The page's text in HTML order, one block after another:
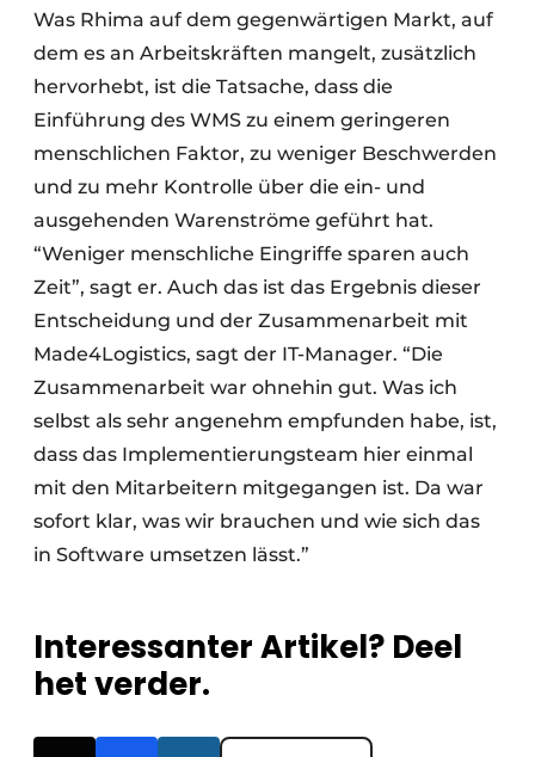
Was Rhima auf dem gegenwärtigen Markt, auf
dem es an Arbeitskräften mangelt, zusätzlich
hervorhebt, ist die Tatsache, dass die
Einführung des WMS zu einem geringeren
menschlichen Faktor, zu weniger Beschwerden
und zu mehr Kontrolle über die ein- und
ausgehenden Warenströme geführt hat.
“Weniger menschliche Eingriffe sparen auch
Zeit”, sagt er. Auch das ist das Ergebnis dieser
Entscheidung und der Zusammenarbeit mit
Made4Logistics, sagt der IT-Manager. “Die
Zusammenarbeit war ohnehin gut. Was ich
selbst als sehr angenehm empfunden habe, ist,
dass das Implementierungsteam hier einmal
mit den Mitarbeitern mitgegangen ist. Da war
sofort klar, was wir brauchen und wie sich das
in Software umsetzen lässt.”
Interessanter Artikel? Deel
het verder.